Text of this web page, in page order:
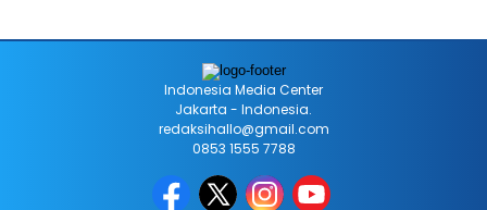
Indonesia Media Center
Jakarta - Indonesia.
redaksihallo@gmail.com
0853 1555 7788